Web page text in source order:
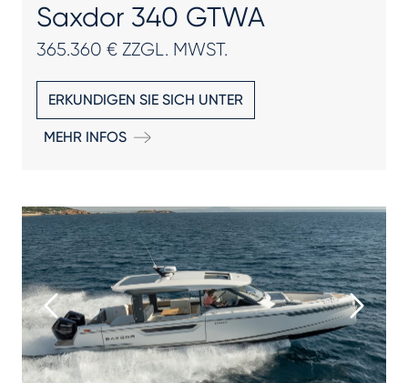
Saxdor 340 GTWA
365.360 € ZZGL. MWST.
ERKUNDIGEN SIE SICH UNTER
MEHR INFOS